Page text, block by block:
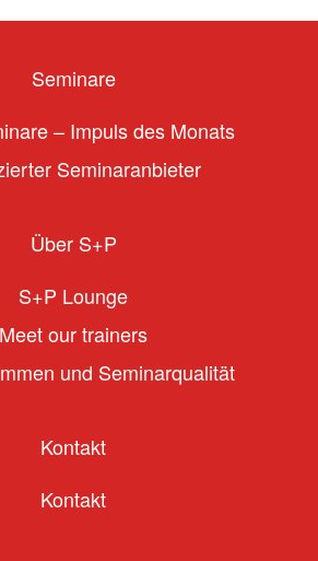
Seminare
– Impuls des Monats
Seminaranbieter
Über S+P
S+P Lounge
Meet our trainers
und Seminarqualität
Kontakt
Kontakt